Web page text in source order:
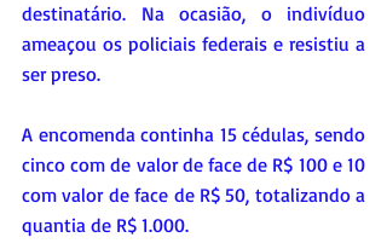
destinatário. Na ocasião, o indivíduo
ameaçou os policiais federais e resistiu a
ser preso.
A encomenda continha 15 cédulas, sendo
cinco com de valor de face de R$ 100 e 10
com valor de face de R$ 50, totalizando a
quantia de R$ 1.000.